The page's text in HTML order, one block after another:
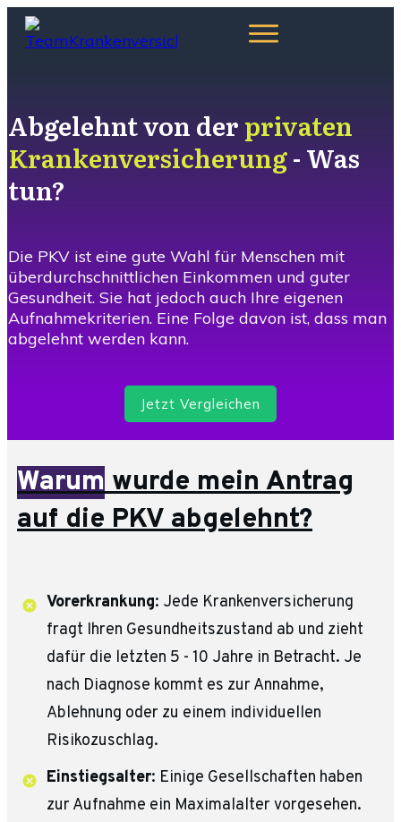
VERGLEICH
BERATUNG
0800-4004550
Abgelehnt von derprivaten
Krankenversicherung- Was
tun?
Die PKV ist eine gute Wahl für Menschen mit
überdurchschnittlichen Einkommen und guter
Gesundheit. Sie hat jedoch auch Ihre eigenen
Aufnahmekriterien. Eine Folge davon ist, dass man
abgelehnt werden kann.
Jetzt Vergleichen
Warum wurde mein Antrag
auf die PKV abgelehnt?
Vorerkrankung: Jede Krankenversicherung
fragt Ihren Gesundheitszustand ab und zieht
dafür die letzten 5 - 10 Jahre in Betracht. Je
nach Diagnose kommt es zur Annahme,
Ablehnung oder zu einem individuellen
Risikozuschlag.
Einstiegsalter: Einige Gesellschaften haben
zur Aufnahme ein Maximalalter vorgesehen.